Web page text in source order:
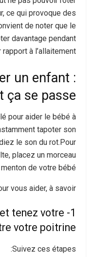
ce qui provoque des
de noter que le
davantage pendant
à l’allaitement.
un enfant :
se passe ?
pour aider le bébé à
tapoter son
le son du rot.Pour
placez un morceau
de votre bébé.
vous aider, à savoir :
et tenez votre
votre poitrine
Suivez ces étapes: